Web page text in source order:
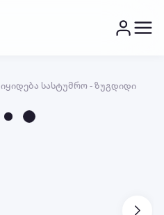
იყიდება სასტუმრო - ზუგდიდი